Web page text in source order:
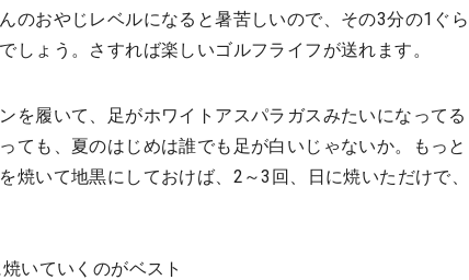
のおやじレベルになると暑苦しいので、その3分の1ぐら
しょう。さすれば楽しいゴルフライフが送れます。
を履いて、足がホワイトアスパラガスみたいになってる
ても、夏のはじめは誰でも足が白いじゃないか。もっと
焼いて地黒にしておけば、2～3回、日に焼いただけで、
いていくのがベスト